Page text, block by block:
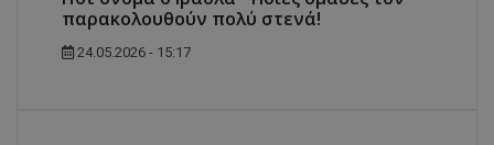
παρακολουθούν πολύ στενά!
24.05.2026 - 15:17